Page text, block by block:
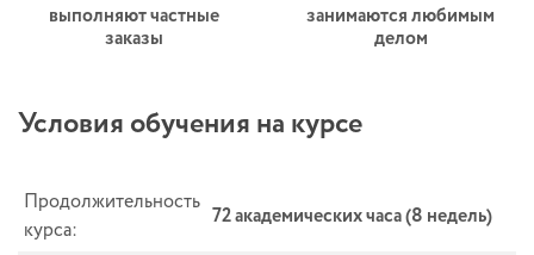
выполняют частные
заказы
занимаются любимым
делом
Условия обучения на курсе
Продолжительность
курса:
72 академических часа (8 недель)